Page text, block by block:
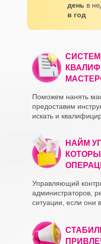
день в
в год
Поможем нанять
предоставим
искать и
НАЙМ
Управляющий
администраторов,
ситуации, если они